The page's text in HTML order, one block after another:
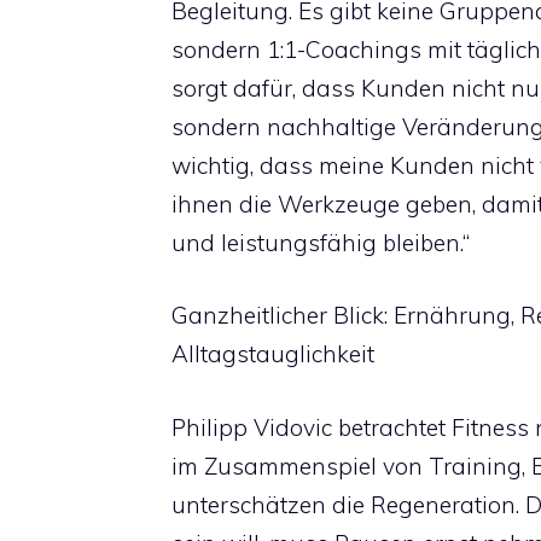
Begleitung. Es gibt keine
sondern 1:1-Coachings mit
sorgt dafür, dass Kunden nicht
sondern nachhaltige
wichtig, dass meine Kunden
ihnen die Werkzeuge geben,
und leistungsfähig bleiben.“
Ganzheitlicher Blick: Ernährung,
Alltagstauglichkeit
Philipp Vidovic betrachtet
im Zusammenspiel von Training,
unterschätzen die Regeneration.